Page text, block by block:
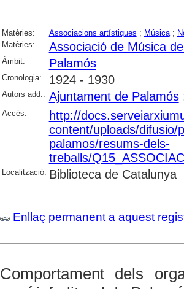
Matèries: Associacions artístiques ; Música;
Matèries:
Associació de Música
Àmbit: Palamós
Cronologia: 1924 - 1930
Autors add.: Ajuntament de Palamós
Accés:
http://
content/uploads/difusio/
palamos/resums-dels-
treballs/
Localització: Biblioteca de Catalunya
Enllaç permanent a aquest
Comportament dels